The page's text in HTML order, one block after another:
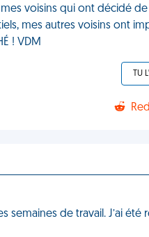
voisins qui ont décidé
mes autres voisins ont
! VDM
TU
de travail. J’ai été